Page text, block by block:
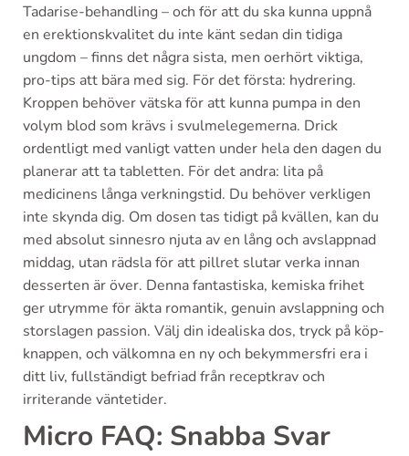
Tadarise-behandling – och för att du ska kunna uppnå
en erektionskvalitet du inte känt sedan din tidiga
ungdom – finns det några sista, men oerhört viktiga,
pro-tips att bära med sig. För det första: hydrering.
Kroppen behöver vätska för att kunna pumpa in den
volym blod som krävs i svulmelegemerna. Drick
ordentligt med vanligt vatten under hela den dagen du
planerar att ta tabletten. För det andra: lita på
medicinens långa verkningstid. Du behöver verkligen
inte skynda dig. Om dosen tas tidigt på kvällen, kan du
med absolut sinnesro njuta av en lång och avslappnad
middag, utan rädsla för att pillret slutar verka innan
desserten är över. Denna fantastiska, kemiska frihet
ger utrymme för äkta romantik, genuin avslappning och
storslagen passion. Välj din idealiska dos, tryck på köp-
knappen, och välkomna en ny och bekymmersfri era i
ditt liv, fullständigt befriad från receptkrav och
irriterande väntetider.
Micro FAQ: Snabba Svar